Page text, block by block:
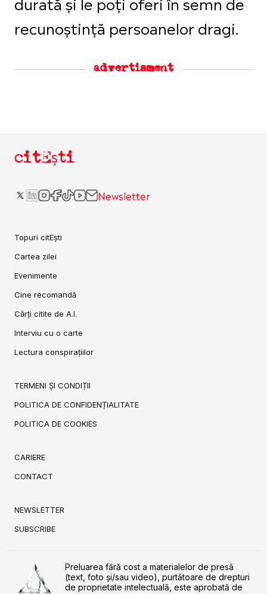
recunoștință persoanelor dragi.
advertisment
citEști
Newsletter
Topuri citEști
Cartea zilei
Evenimente
Cine recomandă
Cărți citite de A.I.
Interviu cu o carte
Lectura conspirațiilor
TERMENI ȘI CONDIȚII
POLITICA DE CONFIDENȚIALITATE
POLITICA DE COOKIES
CARIERE
CONTACT
NEWSLETTER
SUBSCRIBE
Preluarea fără cost a materialelor de presă
(text, foto și/sau video), purtătoare de drepturi
de proprietate intelectuală, este aprobată de